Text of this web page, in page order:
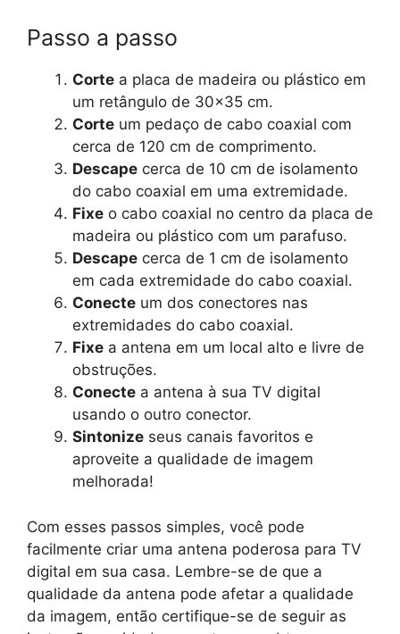
Passo a passo
Corte a placa de madeira ou plástico em
um retângulo de 30×35 cm.
Corte um pedaço de cabo coaxial com
cerca de 120 cm de comprimento.
Descape cerca de 10 cm de isolamento
do cabo coaxial em uma extremidade.
Fixe o cabo coaxial no centro da placa de
madeira ou plástico com um parafuso.
Descape cerca de 1 cm de isolamento
em cada extremidade do cabo coaxial.
Conecte um dos conectores nas
extremidades do cabo coaxial.
Fixe a antena em um local alto e livre de
obstruções.
Conecte a antena à sua TV digital
usando o outro conector.
Sintonize seus canais favoritos e
aproveite a qualidade de imagem
melhorada!
Com esses passos simples, você pode
facilmente criar uma antena poderosa para TV
digital em sua casa. Lembre-se de que a
qualidade da antena pode afetar a qualidade
da imagem, então certifique-se de seguir as